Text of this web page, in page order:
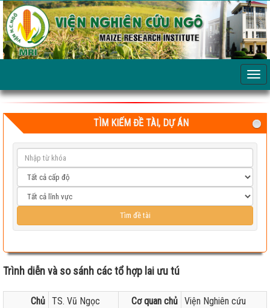
TÌM KIẾM ĐỀ TÀI, DỰ ÁN
Trình diễn và so sánh các tổ hợp lai ưu tú
Chủ TS. Vũ Ngọc
Cơ quan chủ Viện Nghiên cứu